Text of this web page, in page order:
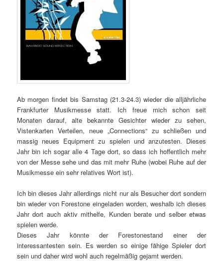
Ab morgen findet bis Samstag (21.3-24.3) wieder die alljährliche
Frankfurter Musikmesse statt. Ich freue mich schon seit
Monaten darauf, alte bekannte Gesichter wieder zu sehen,
Vistenkarten Verteilen, neue „Connections“ zu schließen und
massig neues Equipment zu spielen und anzutesten. Dieses
Jahr bin ich sogar alle 4 Tage dort, so dass ich hoffentlich mehr
von der Messe sehe und das mit mehr Ruhe (wobei Ruhe auf der
Musikmesse ein sehr relatives Wort ist).
Ich bin dieses Jahr allerdings nicht nur als Besucher dort sondern
bin wieder von Forestone eingeladen worden, weshalb ich dieses
Jahr dort auch aktiv mithelfe, Kunden berate und selber etwas
spielen werde.
Dieses Jahr könnte der Forestonestand einer der
interessantesten sein. Es werden so einige fähige Spieler dort
sein und daher wird wohl auch regelmäßig gejamt werden.